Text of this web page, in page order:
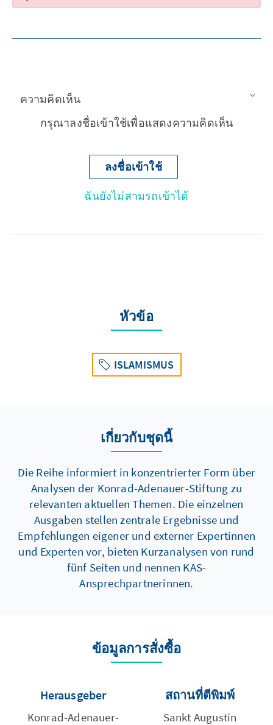
ความคิดเห็น
กรุณาลงชื่อเข้าใช้เพื่อแสดงความคิดเห็น
ลงชื่อเข้าใช้
ฉันยังไม่สามรถเข้าได้
หัวข้อ
ISLAMISMUS
เกี่ยวกับชุดนี้
Die Reihe informiert in konzentrierter Form über
Analysen der Konrad-Adenauer-Stiftung zu
relevanten aktuellen Themen. Die einzelnen
Ausgaben stellen zentrale Ergebnisse und
Empfehlungen eigener und externer Expertinnen
und Experten vor, bieten Kurzanalysen von rund
fünf Seiten und nennen KAS-
Ansprechpartnerinnen.
ข้อมูลการสั่งซื้อ
Herausgeber
Konrad-Adenauer-
สถานที่ตีพิมพ์
Sankt Augustin